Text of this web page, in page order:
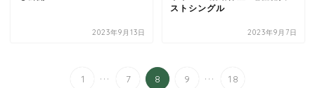
2023年9月13日
ストシングル
2023年9月7日
1 ... 7 8 9 ... 18